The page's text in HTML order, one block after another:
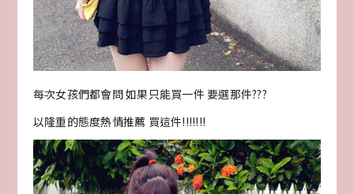
每次女孩們都會問 如果只能買一件 要選那件???
以隆重的態度熱情推薦 買這件!!!!!!!